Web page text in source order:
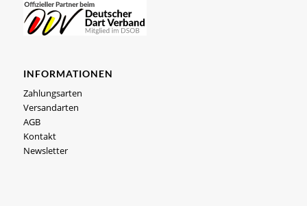
INFORMATIONEN
Zahlungsarten
Versandarten
AGB
Kontakt
Newsletter